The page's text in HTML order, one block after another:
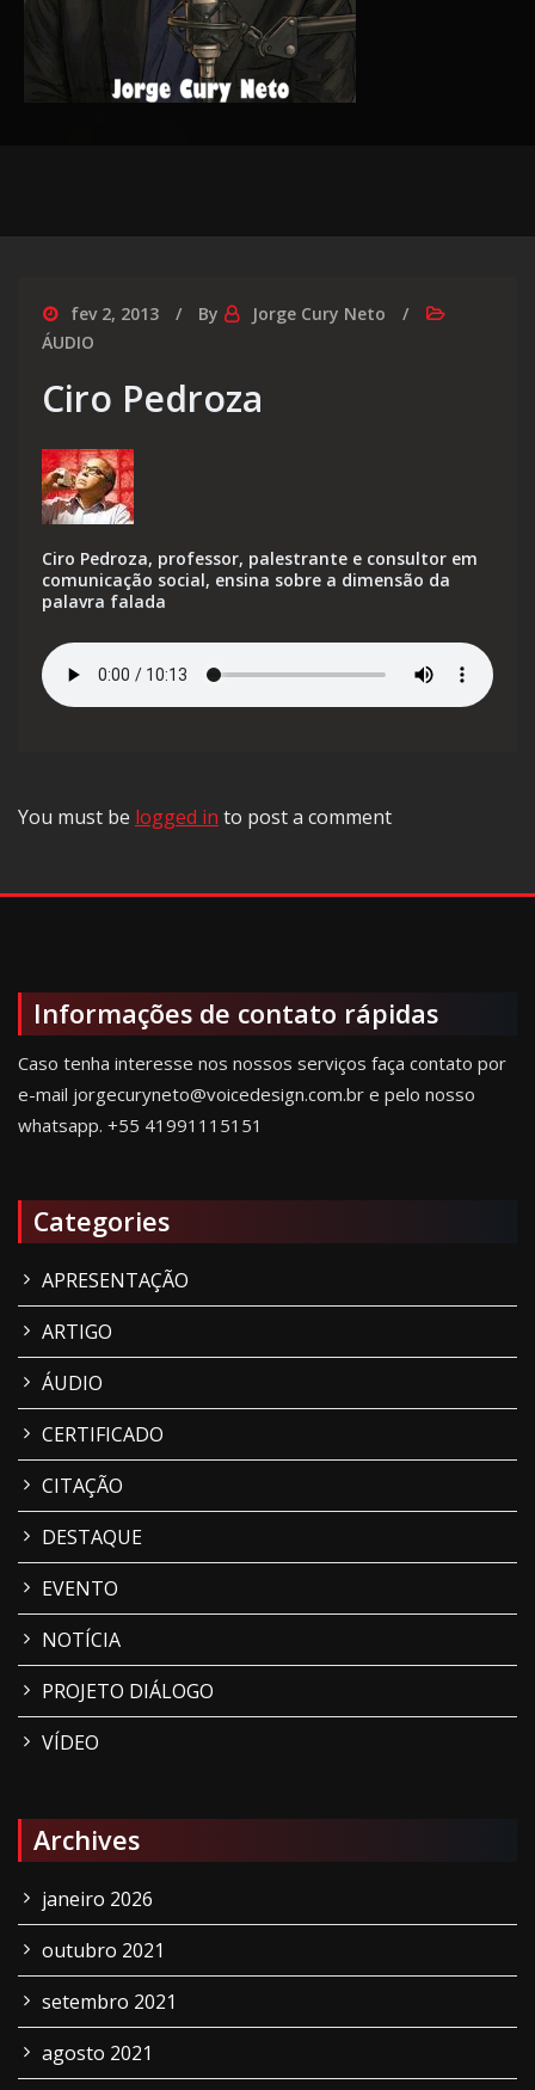
fev 2, 2013 By
Jorge Cury Neto
ÁUDIO
Ciro Pedroza
Ciro Pedroza, professor, palestrante e consultor em
comunicação social, ensina sobre a dimensão da
palavra falada
You must be logged in to post a comment
Informações de contato rápidas
Caso tenha interesse nos nossos serviços faça contato por
e-mail jorgecuryneto@voicedesign.com.br e pelo nosso
whatsapp. +55 41991115151
Categories
APRESENTAÇÃO
ARTIGO
ÁUDIO
CERTIFICADO
CITAÇÃO
DESTAQUE
EVENTO
NOTÍCIA
PROJETO DIÁLOGO
VÍDEO
Archives
janeiro 2026
outubro 2021
setembro 2021
agosto 2021